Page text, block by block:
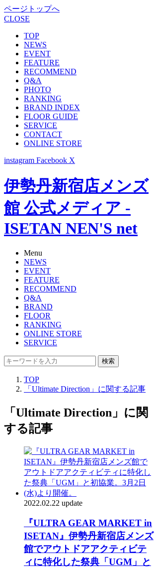
ページトップへ
CLOSE
TOP
NEWS
EVENT
FEATURE
RECOMMEND
Q&A
PHOTO
RANKING
BRAND INDEX
FLOOR GUIDE
SERVICE
CONTACT
ONLINE STORE
instagram Facebook X
伊勢丹新宿店メンズ
館 公式メディア -
ISETAN NEN'S net
Menu
NEWS
EVENT
FEATURE
RECOMMEND
Q&A
BRAND
FLOOR
RANKING
ONLINE STORE
SERVICE
検索
TOP
「Ultimate Direction」に関する記事
「Ultimate Direction」に関
する記事
2022.02.22 update
『ULTRA GEAR MARKET in
ISETAN』伊勢丹新宿店メンズ
館でアウトドアアクティビテ
ィに特化した祭典「UGM」と